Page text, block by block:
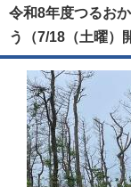
令和8年度つるお
う（7/18（土曜）